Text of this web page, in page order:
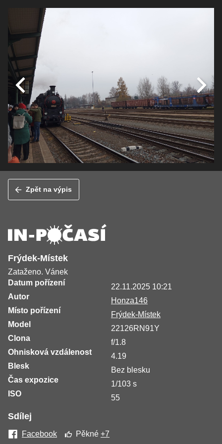
Zpět na výpis
Frýdek-Místek
Zataženo. Vánek
Datum pořízení
22.11.2025 10:21
Autor
Honza146
Místo pořízení
Frýdek-Místek
Model
22126RN91Y
Clona
f/1.8
Ohnisková vzdálenost
4.19
Blesk
Bez blesku
Čas expozice
1/103 s
ISO
55
Sdílej
Facebook Pěkné+7